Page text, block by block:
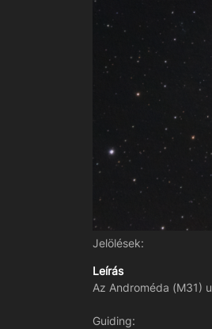
Jelölések:
Leírás
Az Androméda (M31)
Guiding: